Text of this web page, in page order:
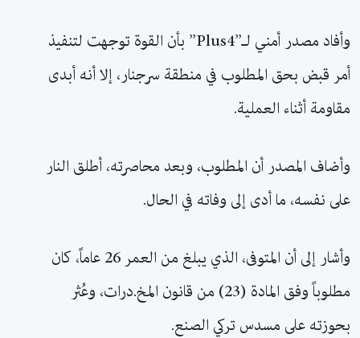
وأفاد مصدر أمني لـ”Plus4” بأن القوة توجهت لتنفيذ
أمر قبض بحق المطلوب في منطقة سرجنار، إلا أنه أبدى
مقاومة أثناء العملية.
وأضاف المصدر أن المطلوب، وبعد محاصرته، أطلق النار
على نفسه، ما أدى إلى وفاته في الحال.
وأشار إلى أن المتوفى، الذي يبلغ من العمر 26 عاماً، كان
مطلوباً وفق المادة (23) من قانون المخ.درات، وعُثر
بحوزته على مسدس تركي الصنع.